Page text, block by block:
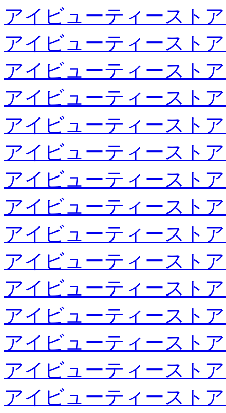
アイビューティースト
アイビューティースト
アイビューティースト
アイビューティースト
アイビューティースト
アイビューティースト
アイビューティースト
アイビューティースト
アイビューティースト
アイビューティースト
アイビューティースト
アイビューティースト
アイビューティースト
アイビューティースト
アイビューティースト